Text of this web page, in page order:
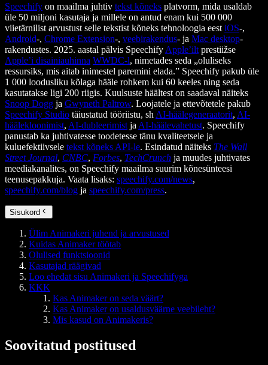
Speechify on maailma juhtiv tekst kõneks platvorm, mida usaldab
üle 50 miljoni kasutaja ja millele on antud enam kui 500 000
viietärnilist arvustust selle tekstist kõneks tehnoloogia eest iOS-,
Android-, Chrome Extension-, veebirakendus- ja Mac desktop-
rakendustes. 2025. aastal pälvis Speechify Apple’ilt prestiižse
Apple’i disainiauhinna WWDC-l, nimetades seda „oluliseks
ressursiks, mis aitab inimestel paremini elada.” Speechify pakub üle
1 000 loodusliku kõlaga hääle rohkem kui 60 keeles ning seda
kasutatakse ligi 200 riigis. Kuulsuste häältest on saadaval näiteks
Snoop Dogg ja Gwyneth Paltrow. Loojatele ja ettevõtetele pakub
Speechify Studio täiustatud tööriistu, sh AI-häälegeneraatorit, AI-
häälekloonimist, AI-dubleerimist ja AI-häälevahetust. Speechify
panustab ka juhtivatesse toodetesse tänu kvaliteetsele ja
kuluefektiivsele tekst kõneks API-le. Esindatud näiteks The Wall
Street Journal, CNBC, Forbes, TechCrunch ja muudes juhtivates
meediakanalites, on Speechify maailma suurim kõnesünteesi
teenusepakkuja. Vaata lisaks: speechify.com/news,
speechify.com/blog ja speechify.com/press.
Sisukord
Ülim Animakeri juhend ja arvustused
Kuidas Animaker töötab
Olulised funktsioonid
Kasutajad räägivad
Loo ehedat sisu Animakeri ja Speechifyga
KKK
Kas Animaker on seda väärt?
Kas Animaker on usaldusväärne veebileht?
Mis kasud on Animakeris?
Soovitatud postitused